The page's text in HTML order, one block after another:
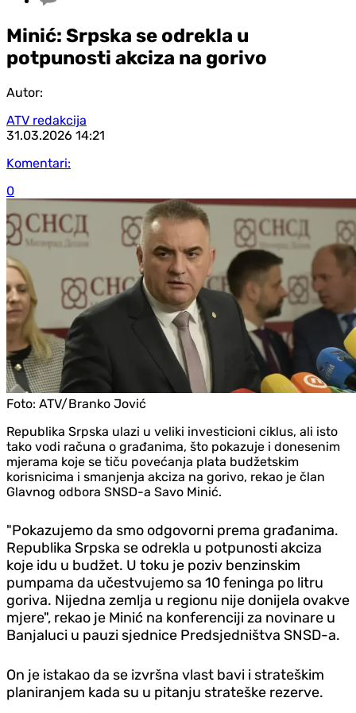
Minić: Srpska se odrekla u
potpunosti akciza na gorivo
Autor:
ATV redakcija
31.03.2026 14:21
Komentari:
0
Foto: ATV/Branko Jović
Republika Srpska ulazi u veliki investicioni ciklus, ali isto
tako vodi računa o građanima, što pokazuje i donesenim
mjerama koje se tiču povećanja plata budžetskim
korisnicima i smanjenja akciza na gorivo, rekao je član
Glavnog odbora SNSD-a Savo Minić.
"Pokazujemo da smo odgovorni prema građanima.
Republika Srpska se odrekla u potpunosti akciza
koje idu u budžet. U toku je poziv benzinskim
pumpama da učestvujemo sa 10 feninga po litru
goriva. Nijedna zemlja u regionu nije donijela ovakve
mjere", rekao je Minić na konferenciji za novinare u
Banjaluci u pauzi sjednice Predsjedništva SNSD-a.
On je istakao da se izvršna vlast bavi i strateškim
planiranjem kada su u pitanju strateške rezerve.